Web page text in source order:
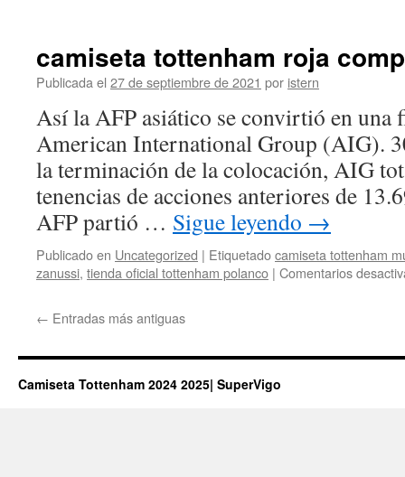
camiseta tottenham roja
Publicada el 27 de septiembre de 2021 por istern
Así la AFP asiático se convirtió en una
American International Group (AIG).
la terminación de la colocación, AIG
tenencias de acciones anteriores de
AFP partió … Sigue leyendo →
Publicado en Uncategorized | Etiquetadocamiseta tottenham
zanussi, tienda oficial tottenham polanco | Comentarios
← Entradas más antiguas
Camiseta Tottenham 2024 2025| SuperVigo